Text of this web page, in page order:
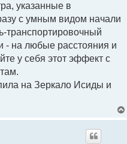
указанные в
с умным видом начали
транспортировочный
на любые расстояния и
у себя этот эффект с
на Зеркало Исиды и